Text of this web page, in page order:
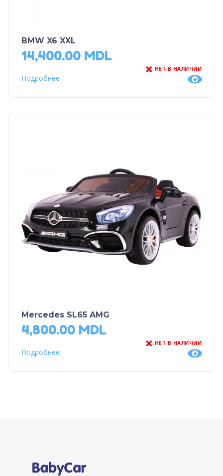
BMW X6 XXL
14,400.00 MDL
НЕТ В НАЛИЧИИ
Подробнее
Mercedes SL65 AMG
4,800.00 MDL
НЕТ В НАЛИЧИИ
Подробнее